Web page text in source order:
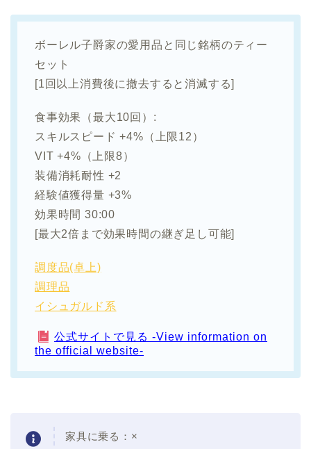
ボーレル子爵家の愛用品と同じ銘柄のティー
セット
[1回以上消費後に撤去すると消滅する]
食事効果（最大10回）:
スキルスピード +4%（上限12）
VIT +4%（上限8）
装備消耗耐性 +2
経験値獲得量 +3%
効果時間 30:00
[最大2倍まで効果時間の継ぎ足し可能]
調度品(卓上)
調理品
イシュガルド系
公式サイトで見る -View information on
the official website-
家具に乗る： ×